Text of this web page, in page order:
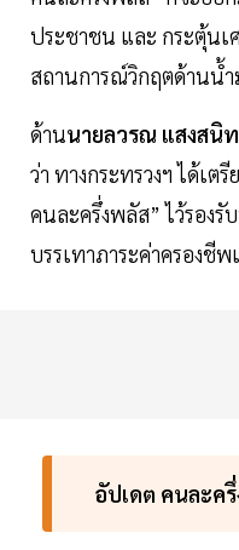
ประชาชน และ กระตุ้นเ
สถานการณ์วิกฤตด้านน้
ด้านนายลวรณ แสงสนิท
ว่า ทางกระทรวงฯ ได้เต
คนละครึ่งพลัส” ไว้รองรั
บรรเทาภาระค่าครองชี
อัปเดต คนละค